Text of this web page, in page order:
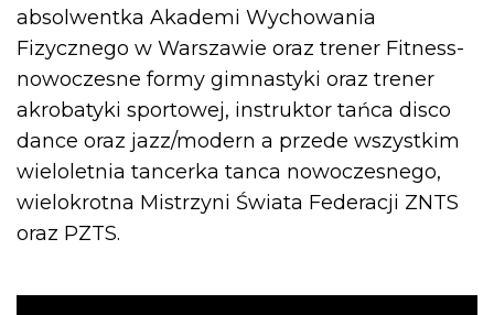
absolwentka Akademi Wychowania
Fizycznego w Warszawie oraz trener Fitness-
nowoczesne formy gimnastyki oraz trener
akrobatyki sportowej, instruktor tańca disco
dance oraz jazz/modern a przede wszystkim
wieloletnia tancerka tanca nowoczesnego,
wielokrotna Mistrzyni Świata Federacji ZNTS
oraz PZTS.